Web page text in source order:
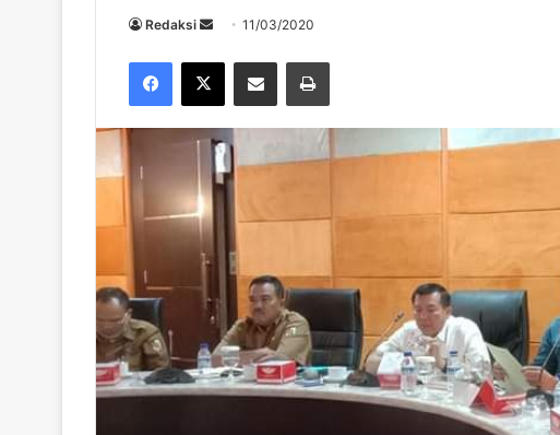
Redaksi
Send11/03/2020
Facebook
X Share via Email Print